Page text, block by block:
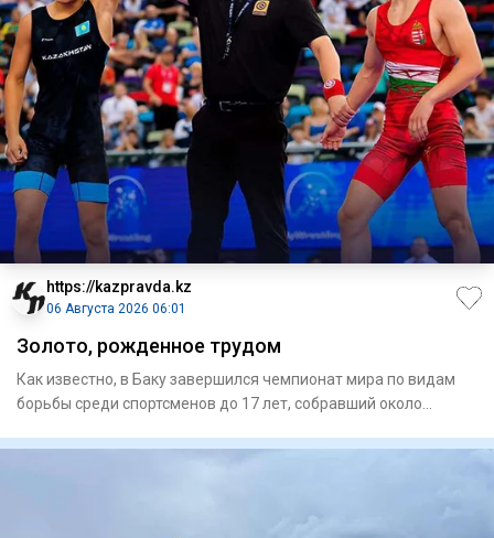
https://kazpravda.kz
06 Августа 2026 06:01
Золото, рожденное трудом
Как известно, в Баку завершился чемпионат мира по видам
борьбы среди спортсменов до 17 лет, собравший около